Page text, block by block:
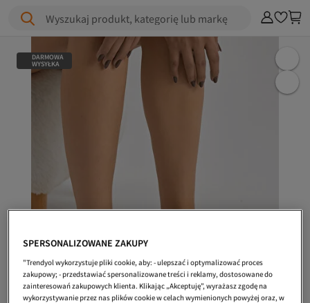
Wyszukaj produkt, kategorię lub markę
DARMOWA
WYSYŁKA
SPERSONALIZOWANE ZAKUPY
"Trendyol wykorzystuje pliki cookie, aby: - ulepszać i optymalizować proces
zakupowy; - przedstawiać spersonalizowane treści i reklamy, dostosowane do
zainteresowań zakupowych klienta. Klikając „Akceptuję”, wyrażasz zgodę na
wykorzystywanie przez nas plików cookie w celach wymienionych powyżej oraz, w